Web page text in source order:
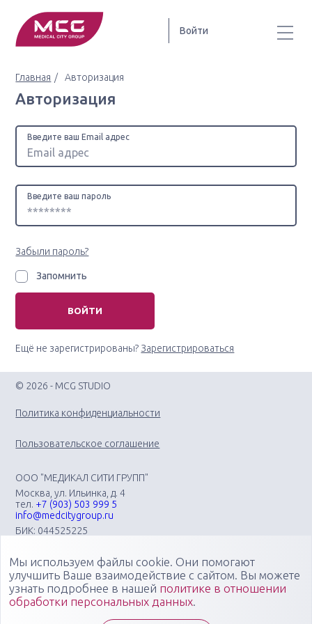
Войти
Главная Авторизация
Авторизация
Введите ваш Email адрес
Введите ваш пароль
Забыли пароль?
Запомнить
ВОЙТИ
Ещё не зарегистрированы? Зарегистрироваться
© 2026 - MCG STUDIO
Политика конфиденциальности
Пользовательское соглашение
ООО "МЕДИКАЛ СИТИ ГРУПП"
Москва, ул. Ильинка, д. 4
тел. +7 (903) 503 999 5
info@medcitygroup.ru
БИК: 044525225
Организация научно-практических медицинских
мероприятий различного профиля: конгрессов, форумов,
конференций, симпозиумов, вебинаров, мастер-классов в
очных, онлайн- и смешанных форматах, повышающих
Мы используем файлы cookie. Они помогают
улучшить Ваше взаимодействие с сайтом. Вы можете
узнать подробнее в нашей политике в отношении
обработки персональных данных.